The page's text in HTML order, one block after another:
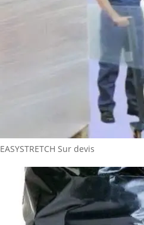
EASYSTRETCH Sur devis